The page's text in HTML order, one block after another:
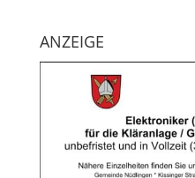
ANZEIGE